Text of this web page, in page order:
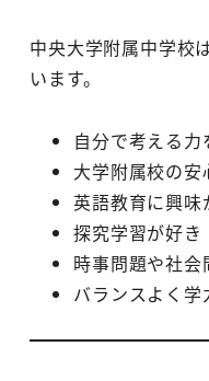
中央大学附属中学校
います。
自分で考える
大学附属校の安
英語教育に興味
探究学習が好き
時事問題や社会
バランスよく